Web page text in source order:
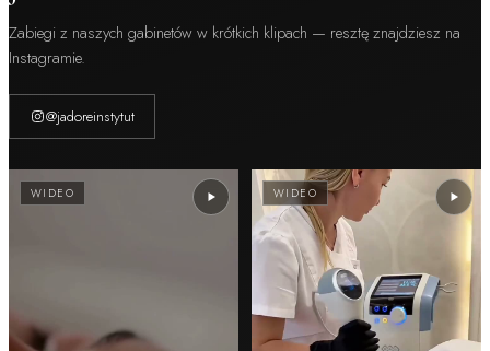
Zabiegi z naszych gabinetów w krótkich klipach — resztę znajdziesz na
Instagramie.
@jadoreinstytut
WIDEO WIDEO